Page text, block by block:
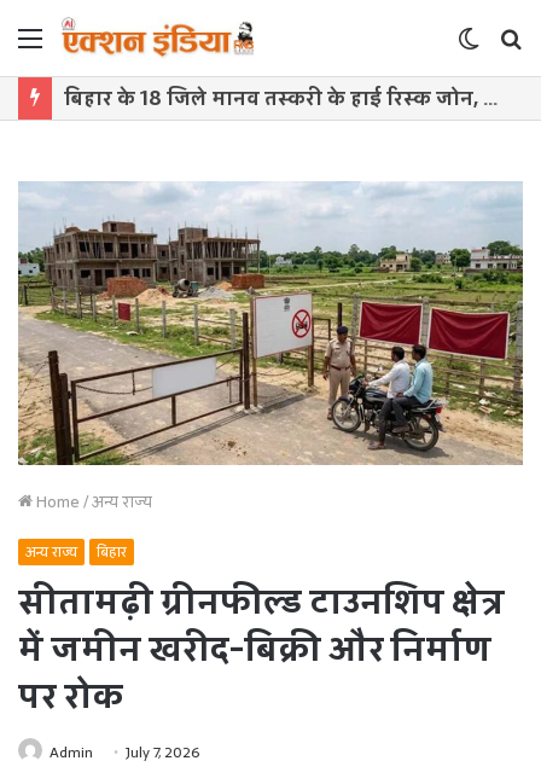
Menu
Switch
skin
बिहार के 18 जिले मानव तस्करी के हाई रिस्क जोन, सामने आई चिंताजनक तस्वीर
Home/अन्य राज्य
अन्य राज्य बिहार
सीतामढ़ी ग्रीनफील्ड टाउनशिप क्षेत्र
में जमीन खरीद-बिक्री और निर्माण
पर रोक
Admin July 7, 2026